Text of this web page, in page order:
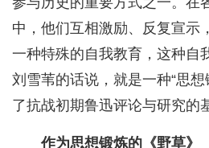
中，他们互相激励、反复宣示
一种特殊的自我教育，这种自
刘雪苇的话说，就是一种“思
了抗战初期鲁迅评论与研究的
作为思想锻炼的《野草》